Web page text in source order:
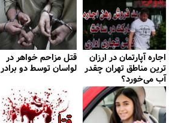
اجاره آپارتمان در ارزان
ترین مناطق تهران چقدر
آب می‌خورد؟
قتل مزاحم خواهر در
لواسان توسط دو برادر